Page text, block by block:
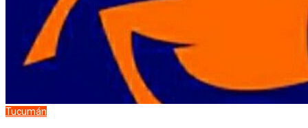
Tucumán